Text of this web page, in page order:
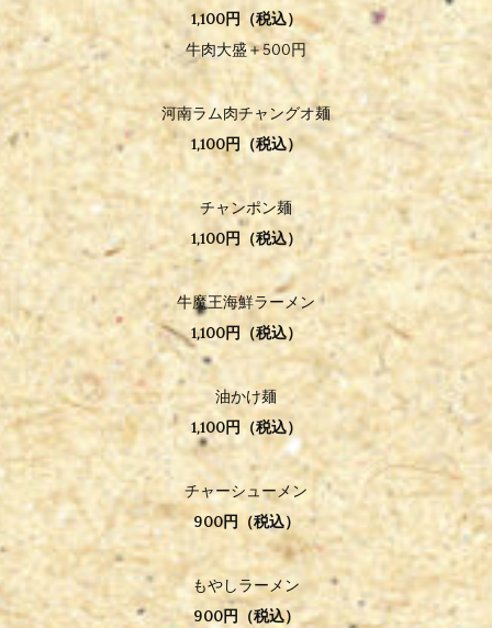
1,100円（税込）
牛肉大盛＋500円
河南ラム肉チャングオ麺
1,100円（税込）
チャンポン麺
1,100円（税込）
牛魔王海鮮ラーメン
1,100円（税込）
油かけ麺
1,100円（税込）
チャーシューメン
900円（税込）
もやしラーメン
900円（税込）